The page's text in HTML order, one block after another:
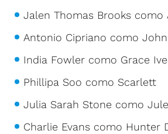
Jalen Thomas Brooks como
Antonio Cipriano como John
India Fowler como Grace
Phillipa Soo como Scarlett
Julia Sarah Stone como
Charlie Evans como Hunter